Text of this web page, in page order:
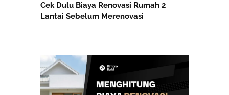
Cek Dulu Biaya Renovasi Rumah 2
Lantai Sebelum Merenovasi